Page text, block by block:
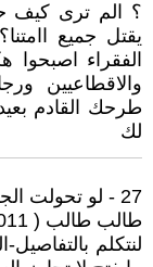
؟ الم ترى كيف
يقتل جميع
الفقراء اصبحوا
والاقطاعيين
طرحك القادم
لك
27 - لو تحولت الجوامع الى مدارس او مستشفيات
طالب طالب ( 2011 / 9 / 21 - 17:30 )
لنتكلم